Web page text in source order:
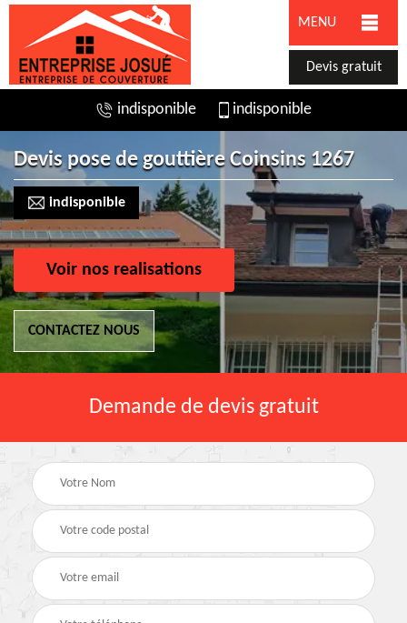
MENU
Devis gratuit
indisponible indisponible
Devis pose de gouttière Coinsins 1267
indisponible
Voir nos realisations
CONTACTEZ NOUS
Demande de devis gratuit